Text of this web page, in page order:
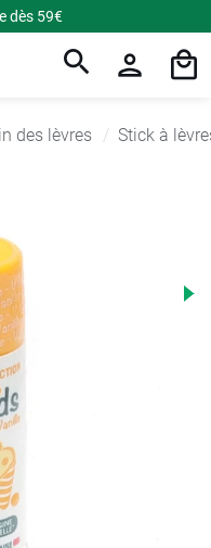
dès 59€
des lèvres Stick à